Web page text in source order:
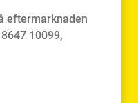
eftermarknaden
10099,